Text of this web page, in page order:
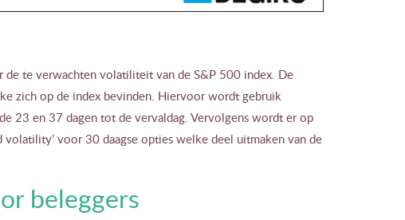
de te verwachten volatiliteit van de S&P 500 index. De
zich op de index bevinden. Hiervoor wordt gebruik
23 en 37 dagen tot de vervaldag. Vervolgens wordt er op
volatility’ voor 30 daagse opties welke deel uitmaken van de
beleggers